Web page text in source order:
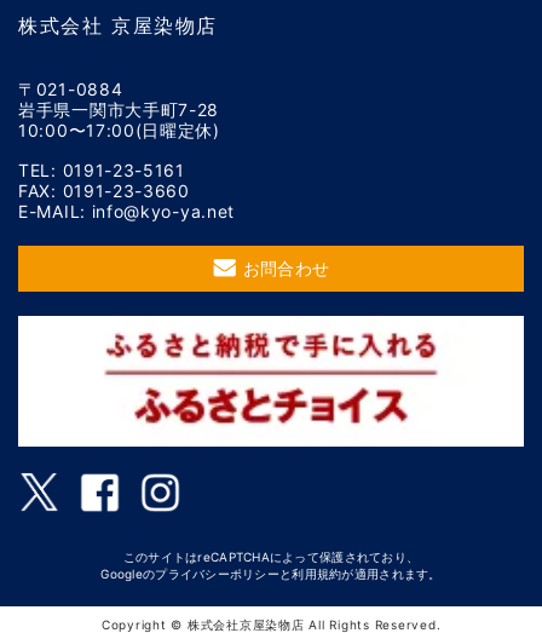
株式会社 京屋染物店
〒021-0884
岩手県一関市大手町7-28
10:00〜17:00(日曜定休)
TEL: 0191-23-5161
FAX: 0191-23-3660
E-MAIL: info@kyo-ya.net
お問合わせ
このサイトはreCAPTCHAによって保護されており、
Googleのプライバシーポリシー と利用規約が適用されます。
Copyright © 株式会社京屋染物店 All Rights Reserved.